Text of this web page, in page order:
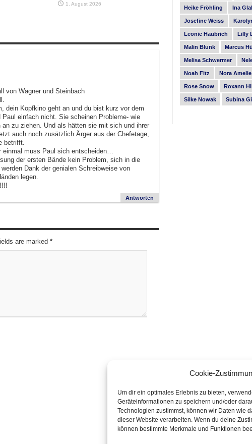
Cookie-
Um dir ein optimales Erlebnis zu bieten,
Geräteinformationen zu speichern und/oder
Technologien zustimmst, können wir Daten wie
dieser Website verarbeiten. Wenn du deine
können bestimmte Merkmale und Funktionen
1. August 2026
von Wagner und Steinbach
dein Kopfkino geht an und du bist kurz vor dem
Paul einfach nicht. Sie scheinen Probleme- wie
zu ziehen. Und als hätten sie mit sich und ihrer
auch noch zusätzlich Ärger aus der Chefetage,
betrifft.
einmal muss Paul sich entscheiden…
der ersten Bände kein Problem, sich in die
Dank der genialen Schreibweise von
legen.
Antworten
are marked *
Heike Fröhling Ina
Josefine Weiss
Leonie Haubrich Lilly
Malin Blunk Marcus
Melisa Schwermer
Noah Fitz Nora Amelie
Rose Snow Roxann
Silke Nowak Subina